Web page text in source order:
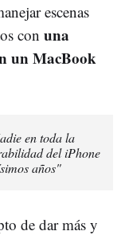
escenas
con una
un MacBook
en toda la
del iPhone
años"
de dar más y